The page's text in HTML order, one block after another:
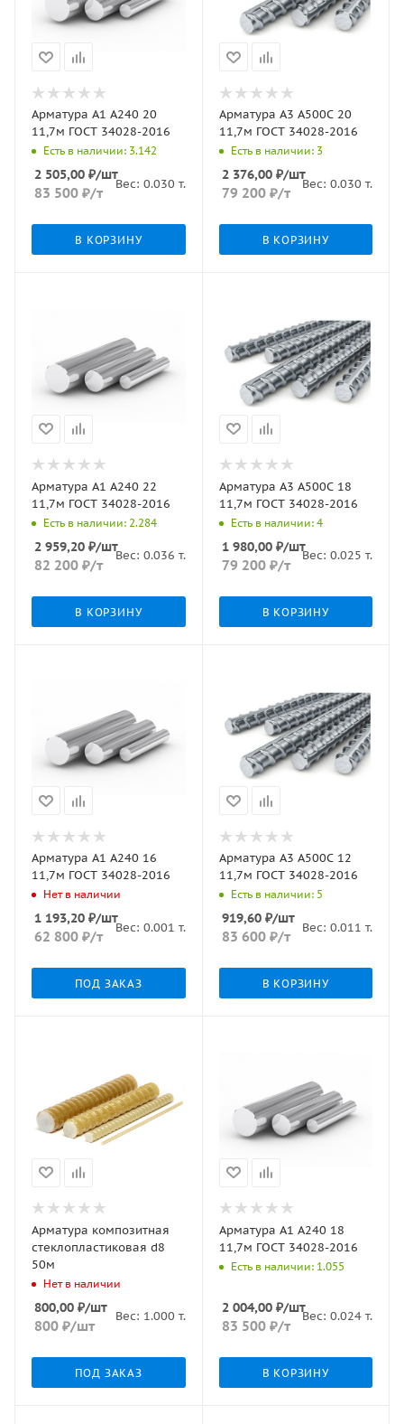
Арматура А1 А240 20
11,7м ГОСТ 34028-2016
Есть в наличии: 3.142
2 505,00 ₽/шт
83 500 ₽/т
Вес: 0.030 т.
В КОРЗИНУ
Арматура А3 А500С 20
11,7м ГОСТ 34028-2016
Есть в наличии: 3
2 376,00₽/шт
79 200₽/т
Вес: 0.030 т.
В КОРЗИНУ
Арматура А1 А240 22
11,7м ГОСТ 34028-2016
Есть в наличии: 2.284
2 959,20 ₽/шт
82 200 ₽/т
Вес: 0.036 т.
В КОРЗИНУ
Арматура А3 А500С 18
11,7м ГОСТ 34028-2016
Есть в наличии: 4
1 980,00₽/шт
79 200₽/т
Вес: 0.025 т.
В КОРЗИНУ
Арматура А1 А240 16
11,7м ГОСТ 34028-2016
Нет в наличии
1 193,20 ₽/шт
62 800 ₽/т
Вес: 0.001 т.
ПОД ЗАКАЗ
Арматура А3 А500С 12
11,7м ГОСТ 34028-2016
Есть в наличии: 5
919,60₽/шт
83 600₽/т
Вес: 0.011 т.
В КОРЗИНУ
Арматура композитная
стеклопластиковая d8
50м
Нет в наличии
800,00 ₽/шт
800 ₽/шт
Вес: 1.000 т.
ПОД ЗАКАЗ
Арматура А1 А240 18
11,7м ГОСТ 34028-2016
Есть в наличии: 1.055
2 004,00₽/шт
83 500₽/т
Вес: 0.024 т.
В КОРЗИНУ